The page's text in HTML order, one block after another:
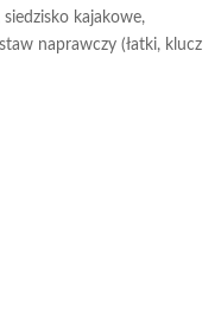
kajakowe,
naprawczy (łatki, klucz